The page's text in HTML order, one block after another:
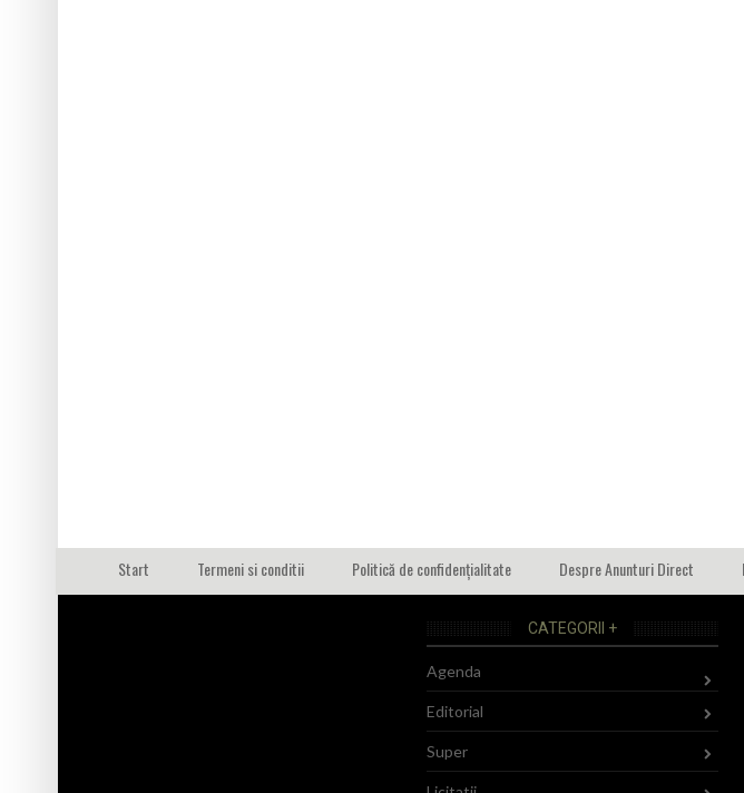
Start Termeni si conditii Politică de confidențialitate Despre Anunturi Direct
CATEGORII +
Agenda
Editorial
Super